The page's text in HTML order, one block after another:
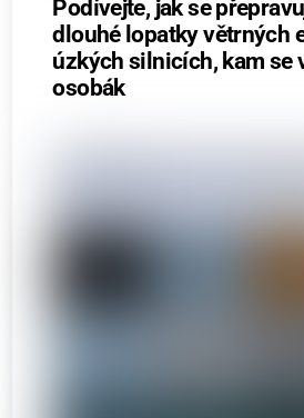
Podívejte, jak se
dlouhé lopatky větrných
úzkých silnicích, kam se
osobák